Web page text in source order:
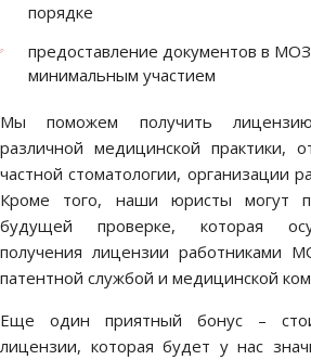
порядке
предоставление документов в
минимальным участием
Мы поможем получить
различной медицинской практики,
частной стоматологии, организации
Кроме того, наши юристы могут
будущей проверке, которая
получения лицензии работниками
патентной службой и медицинской
Еще один приятный бонус –
лицензии, которая будет у нас